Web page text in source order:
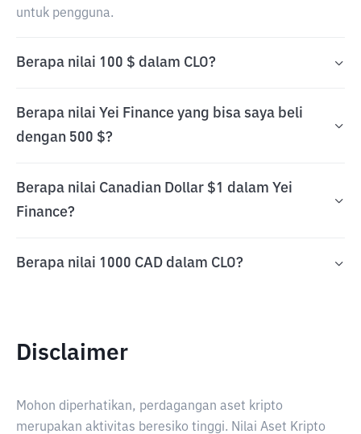
untuk pengguna.
Berapa nilai 100 $ dalam CLO?
Berapa nilai Yei Finance yang bisa saya beli
dengan 500 $?
Berapa nilai Canadian Dollar $1 dalam Yei
Finance?
Berapa nilai 1000 CAD dalam CLO?
Disclaimer
Mohon diperhatikan, perdagangan aset kripto
merupakan aktivitas beresiko tinggi. Nilai Aset Kripto